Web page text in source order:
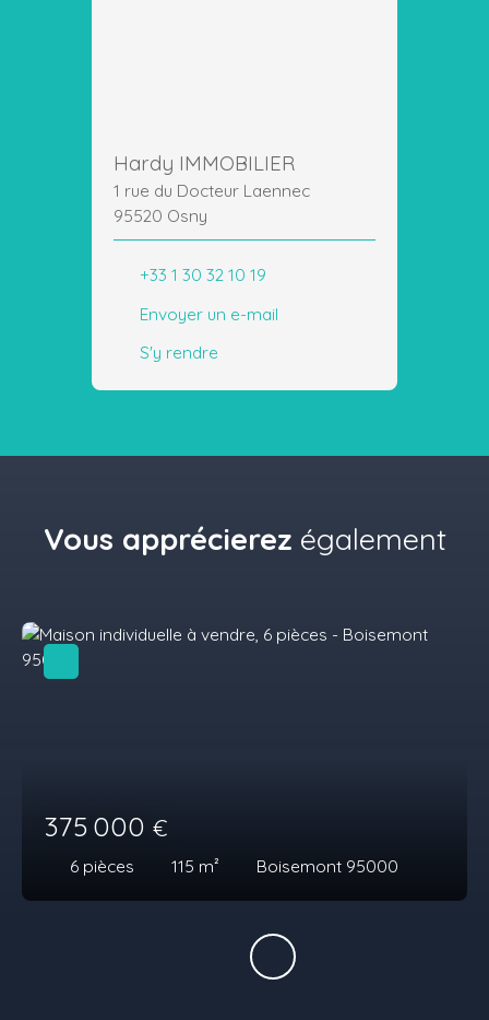
Hardy IMMOBILIER
1 rue du Docteur Laennec
95520 Osny
+33 1 30 32 10 19
Envoyer un e-mail
S'y rendre
Vous apprécierez également
375 000 €
6 pièces 115 m² Boisemont 95000